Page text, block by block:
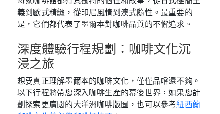
義到歐式精緻，從印尼風情到澳式隨性。最重要的
是，它們都代表了墨爾本對咖啡品質的不懈追求。
深度體驗行程規劃：咖啡文化沉
浸之旅
想要真正理解墨爾本的咖啡文化，僅僅品嚐還不夠。
以下行程將帶您深入咖啡生產的幕後世界，如果您計
劃探索更廣闊的大洋洲咖啡版圖，也可以參考紐西蘭